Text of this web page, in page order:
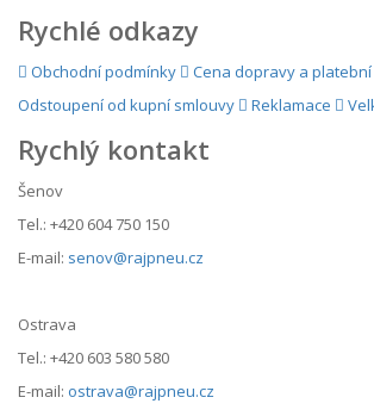
Rychlé odkazy
Obchodní podmínky
Cena dopravy a
Odstoupení od kupní smlouvy
Reklamace
Rychlý kontakt
Šenov
Tel.: +420 604 750 150
E-mail: senov@rajpneu.cz
Ostrava
Tel.: +420 603 580 580
E-mail: ostrava@rajpneu.cz